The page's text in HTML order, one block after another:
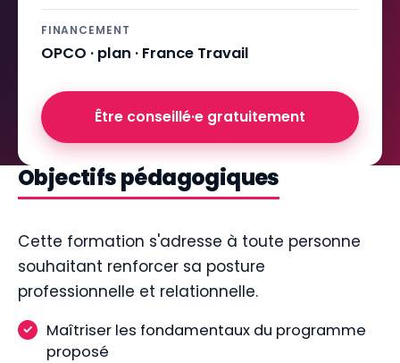
FINANCEMENT
OPCO · plan · France Travail
Être conseillé·e gratuitement
Objectifs pédagogiques
Cette formation s'adresse à toute personne
souhaitant renforcer sa posture
professionnelle et relationnelle.
Maîtriser les fondamentaux du programme
proposé